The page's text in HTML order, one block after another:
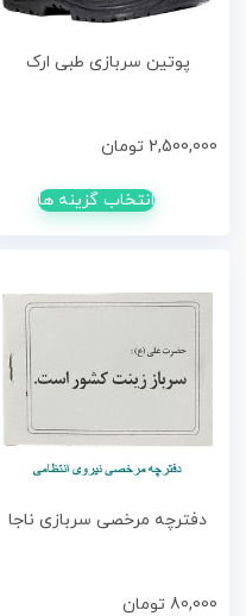
پوتین سربازی طبی ارک
2,500,000 تومان
انتخاب گزینه ها
دفترچه مرخصی سربازی ناجا
80,000 تومان